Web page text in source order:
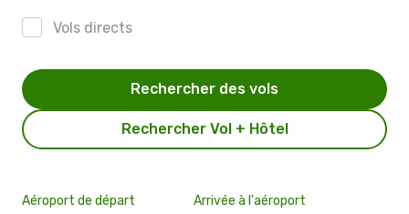
Vols directs
Rechercher Vol + Hôtel
Rechercher des vols
Aéroport de départ Arrivée à l'aéroport